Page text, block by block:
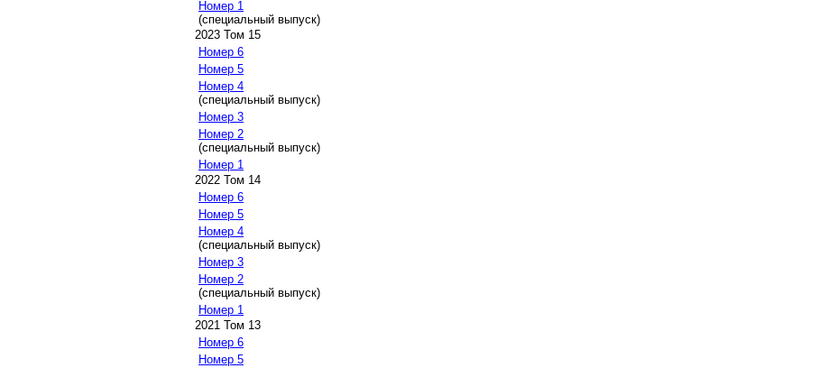
Номер 1
(специальный выпуск)
2023 Том 15
Номер 6
Номер 5
Номер 4
(специальный выпуск)
Номер 3
Номер 2
(специальный выпуск)
Номер 1
2022 Том 14
Номер 6
Номер 5
Номер 4
(специальный выпуск)
Номер 3
Номер 2
(специальный выпуск)
Номер 1
2021 Том 13
Номер 6
Номер 5